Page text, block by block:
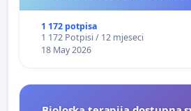
1 172 potpisa
1 172 Potpisi / 12 mjeseci
18 May 2026